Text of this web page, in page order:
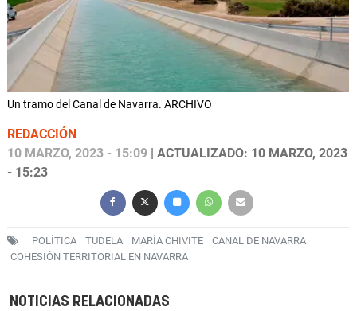
Un tramo del Canal de Navarra. ARCHIVO
REDACCIÓN
10 MARZO, 2023 - 15:09 | ACTUALIZADO: 10 MARZO, 2023
- 15:23
POLÍTICA TUDELA MARÍA CHIVITE
CANAL DE NAVARRA
COHESIÓN TERRITORIAL EN NAVARRA
NOTICIAS RELACIONADAS